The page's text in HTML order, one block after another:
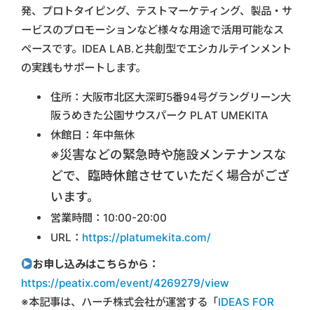
発、プロトタイピング、テストマーケティング、製品・サ
ービスのプロモーションなど様々な用途で活用可能なス
ペースです。IDEA LAB.と共創型でエシカルテインメント
の実践もサポートします。
住所：大阪市北区大深町5番94号グラングリーン大
阪うめきた公園サウスパーク PLAT UMEKITA
休館日：年中無休
※災害などの緊急時や施設メンテナンスな
どで、臨時休館させていただく場合がござ
います。
営業時間：10:00-20:00
URL： https://platumekita.com/
お申し込みはこちらから：
https://peatix.com/event/4269279/view
※本記事は、ハーチ株式会社が運営する「IDEAS FOR